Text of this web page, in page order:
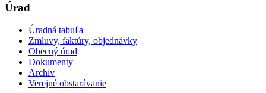
Úrad
Úradná tabuľa
Zmluvy, faktúry, objednávky
Obecný úrad
Dokumenty
Archiv
Verejné obstarávanie